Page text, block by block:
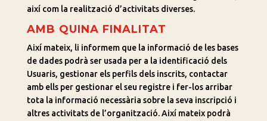
així com la realització d’activitats diverses.
AMB QUINA FINALITAT
Així mateix, li informem que la informació de les bases
de dades podrà ser usada per a la identificació dels
Usuaris, gestionar els perfils dels inscrits, contactar
amb ells per gestionar el seu registre i fer-los arribar
tota la informació necessària sobre la seva inscripció i
altres activitats de l’organització. Així mateix podrà